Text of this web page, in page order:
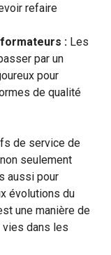
refaire
: Les
par un
pour
de qualité
de service de
seulement
aussi pour
évolutions du
une manière de
dans les